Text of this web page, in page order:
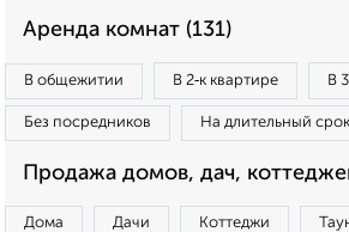
Аренда комнат (131)
В общежитии В 2‑к квартире В
Без посредников На длительный срок
Продажа домов, дач,
Дома Дачи Коттеджи